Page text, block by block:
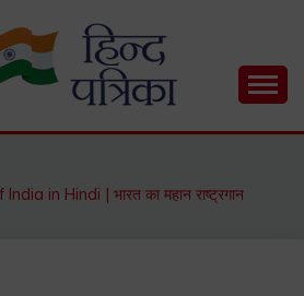
Hindi Inspirational Stories, Hindi
in Hindi | भारत का महान राष्ट्रगान